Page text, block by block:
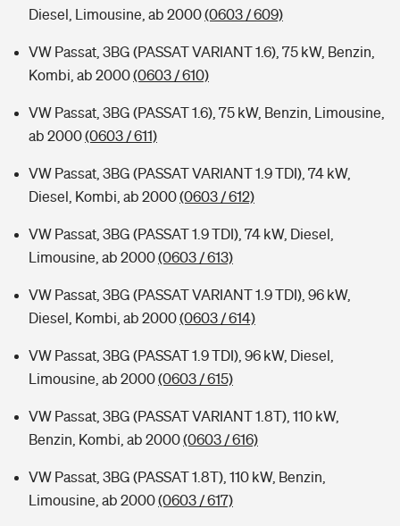
Diesel, Limousine, ab 2000(0603 / 609)
VW Passat, 3BG (PASSAT VARIANT 1.6), 75 kW, Benzin,
Kombi, ab 2000(0603 / 610)
VW Passat, 3BG (PASSAT 1.6), 75 kW, Benzin, Limousine,
ab 2000(0603 / 611)
VW Passat, 3BG (PASSAT VARIANT 1.9 TDI), 74 kW,
Diesel, Kombi, ab 2000(0603 / 612)
VW Passat, 3BG (PASSAT 1.9 TDI), 74 kW, Diesel,
Limousine, ab 2000(0603 / 613)
VW Passat, 3BG (PASSAT VARIANT 1.9 TDI), 96 kW,
Diesel, Kombi, ab 2000(0603 / 614)
VW Passat, 3BG (PASSAT 1.9 TDI), 96 kW, Diesel,
Limousine, ab 2000(0603 / 615)
VW Passat, 3BG (PASSAT VARIANT 1.8T), 110 kW,
Benzin, Kombi, ab 2000(0603 / 616)
VW Passat, 3BG (PASSAT 1.8T), 110 kW, Benzin,
Limousine, ab 2000(0603 / 617)